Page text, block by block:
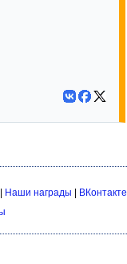
Наши награды
ВКонтакте